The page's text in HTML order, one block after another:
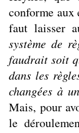
conforme aux
faut laisser
système de
faudrait soit
dans les
changées à
Mais, pour
le